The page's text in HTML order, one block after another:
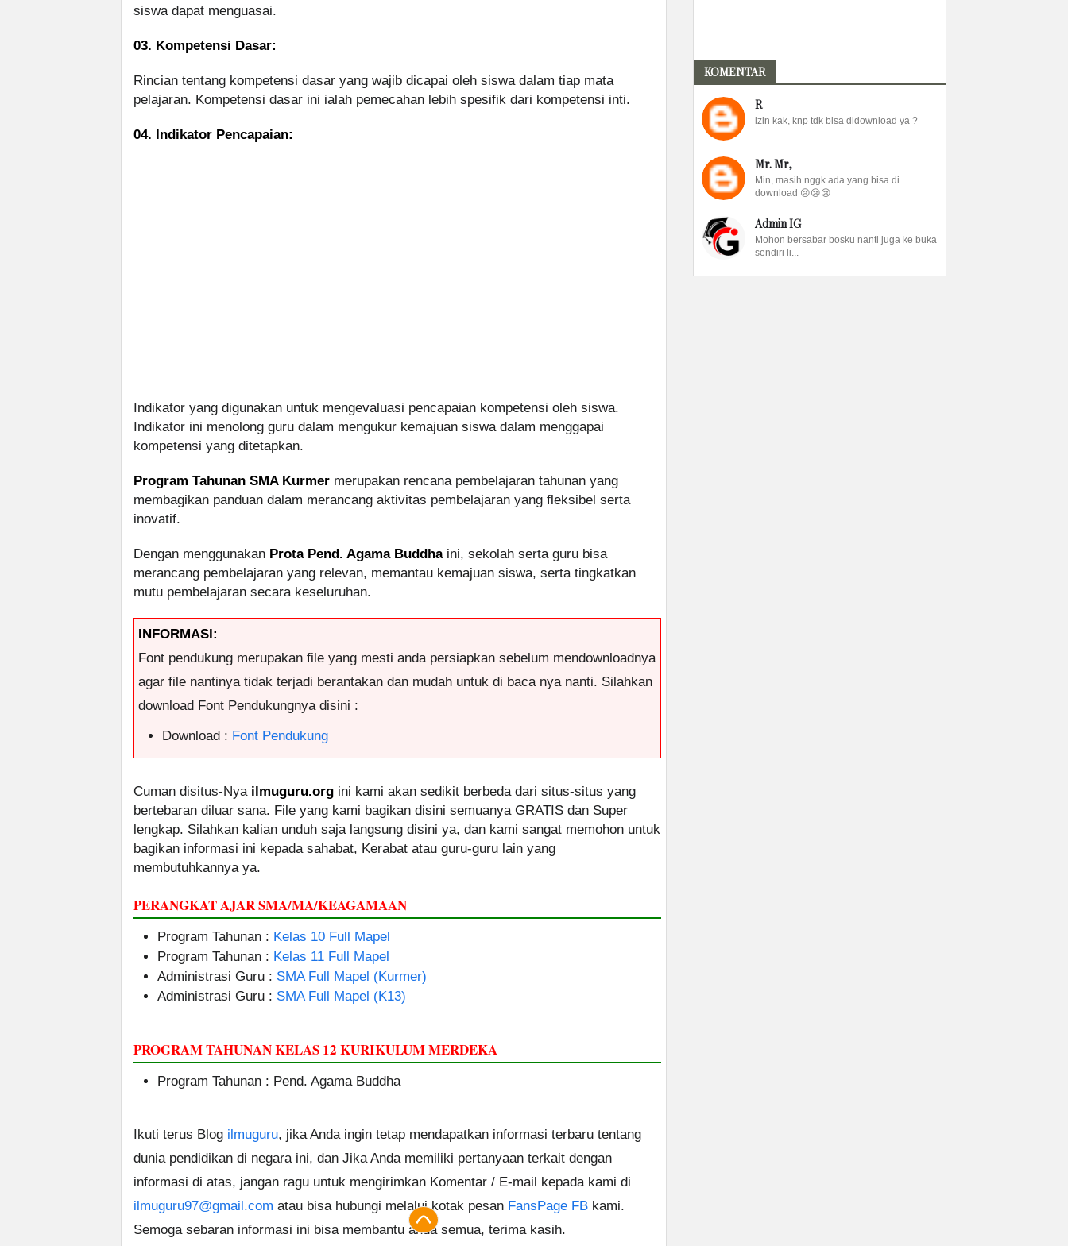
siswa dapat menguasai.
03. Kompetensi Dasar:
Rincian tentang kompetensi dasar yang wajib dicapai oleh siswa dalam tiap mata
pelajaran. Kompetensi dasar ini ialah pemecahan lebih spesifik dari kompetensi inti.
04. Indikator Pencapaian:
Indikator yang digunakan untuk mengevaluasi pencapaian kompetensi oleh siswa.
Indikator ini menolong guru dalam mengukur kemajuan siswa dalam menggapai
kompetensi yang ditetapkan.
Program Tahunan SMA Kurmer merupakan rencana pembelajaran tahunan yang
membagikan panduan dalam merancang aktivitas pembelajaran yang fleksibel serta
inovatif.
Dengan menggunakan Prota Pend. Agama Buddhaini, sekolah serta guru bisa
merancang pembelajaran yang relevan, memantau kemajuan siswa, serta tingkatkan
mutu pembelajaran secara keseluruhan.
INFORMASI:
Font pendukung merupakan file yang mesti anda persiapkan sebelum mendownloadnya
agar file nantinya tidak terjadi berantakan dan mudah untuk di baca nya nanti. Silahkan
download Font Pendukungnya disini :
Download : Font Pendukung
Cuman disitus-Nya ilmuguru.org ini kami akan sedikit berbeda dari situs-situs yang
bertebaran diluar sana. File yang kami bagikan disini semuanya GRATIS dan Super
lengkap. Silahkan kalian unduh saja langsung disini ya, dan kami sangat memohon untuk
bagikan informasi ini kepada sahabat, Kerabat atau guru-guru lain yang
membutuhkannya ya.
PERANGKAT AJAR SMA/MA/KEAGAMAAN
Program Tahunan : Kelas 10 Full Mapel
Program Tahunan : Kelas 11 Full Mapel
Administrasi Guru : SMA Full Mapel (Kurmer)
Administrasi Guru : SMA Full Mapel (K13)
PROGRAM TAHUNAN KELAS 12 KURIKULUM MERDEKA
Program Tahunan : Pend. Agama Buddha
Ikuti terus Blog ilmuguru, jika Anda ingin tetap mendapatkan informasi terbaru tentang
dunia pendidikan di negara ini, dan Jika Anda memiliki pertanyaan terkait dengan
informasi di atas, jangan ragu untuk mengirimkan Komentar / E-mail kepada kami di
ilmuguru97@gmail.com atau bisa hubungi melalui kotak pesan FansPage FB kami.
Semoga sebaran informasi ini bisa membantu anda semua, terima kasih.
KOMENTAR
R
izin kak, knp tdk bisa didownload ya ?
Mr. Mr,
Min, masih nggk ada yang bisa di
download 😢😢😢
Admin IG
Mohon bersabar bosku nanti juga ke buka
sendiri li...